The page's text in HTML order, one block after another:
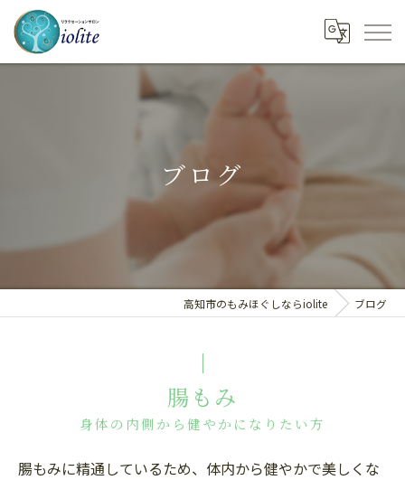
ブログ
高知市のもみほぐしならiolite ブログ
腸もみ
身体の内側から健やかになりたい方
腸もみに精通しているため、体内から健やかで美しくな